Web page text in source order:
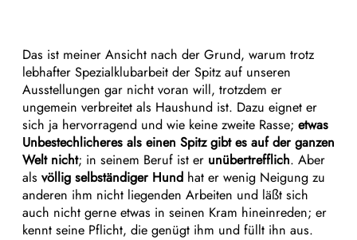
Das ist meiner Ansicht nach der Grund, warum trotz
lebhafter Spezialklubarbeit der Spitz auf unseren
Ausstellungen gar nicht voran will, trotzdem er
ungemein verbreitet als Haushund ist. Dazu eignet er
sich ja hervorragend und wie keine zweite Rasse; etwas
Unbestechlicheres als einen Spitz gibt es auf der ganzen
Welt nicht; in seinem Beruf ist er unübertrefflich. Aber
als völlig selbständiger Hund hat er wenig Neigung zu
anderen ihm nicht liegenden Arbeiten und läßt sich
auch nicht gerne etwas in seinen Kram hineinreden; er
kennt seine Pflicht, die genügt ihm und füllt ihn aus.